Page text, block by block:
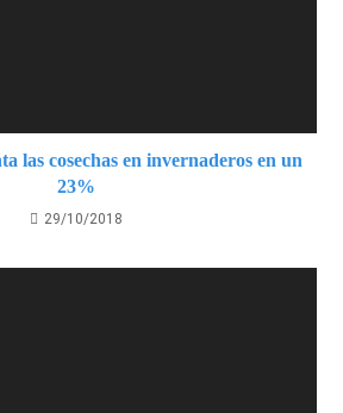
las cosechas en invernaderos en un
23%
29/10/2018